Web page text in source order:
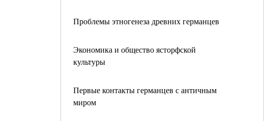
Проблемы этногенеза древних германцев
Экономика и общество ясторфской
культуры
Первые контакты германцев с античным
миром